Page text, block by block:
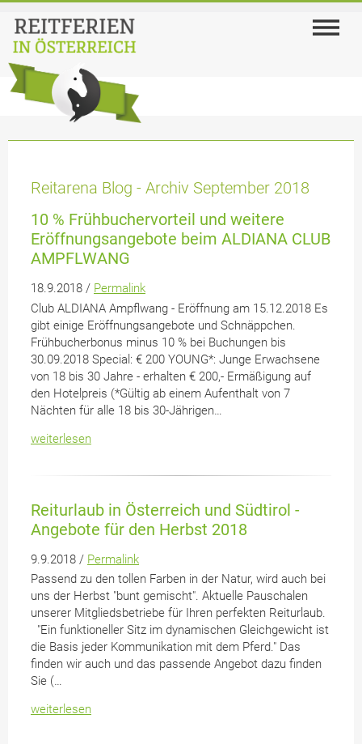
Reitarena Blog - Archiv September 2018
10 % Frühbuchervorteil und weitere
Eröffnungsangebote beim ALDIANA CLUB
AMPFLWANG
18.9.2018 / Permalink
Club ALDIANA Ampflwang - Eröffnung am 15.12.2018 Es
gibt einige Eröffnungsangebote und Schnäppchen.
Frühbucherbonus minus 10 % bei Buchungen bis
30.09.2018 Special: € 200 YOUNG*: Junge Erwachsene
von 18 bis 30 Jahre - erhalten € 200,- Ermäßigung auf
den Hotelpreis (*Gültig ab einem Aufenthalt von 7
Nächten für alle 18 bis 30-Jährigen…
weiterlesen
Reiturlaub in Österreich und Südtirol -
Angebote für den Herbst 2018
9.9.2018 / Permalink
Passend zu den tollen Farben in der Natur, wird auch bei
uns der Herbst "bunt gemischt". Aktuelle Pauschalen
unserer Mitgliedsbetriebe für Ihren perfekten Reiturlaub.
"Ein funktioneller Sitz im dynamischen Gleichgewicht ist
die Basis jeder Kommunikation mit dem Pferd." Das
finden wir auch und das passende Angebot dazu finden
Sie (…
weiterlesen